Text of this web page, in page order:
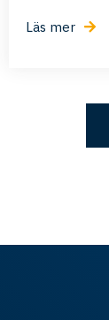
Läs mer